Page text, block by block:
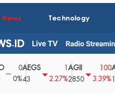
Technology
0AEGS
2.27%2850
100
3.39%
AGRO
148